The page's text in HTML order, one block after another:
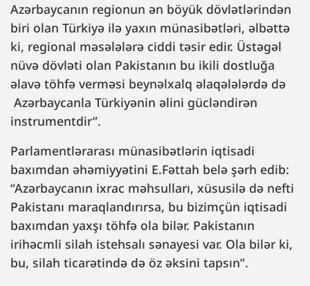
Azərbaycanın regionun ən böyük dövlətlərindən
biri olan Türkiyə ilə yaxın münasibətləri, əlbəttə
ki, regional məsələlərə ciddi təsir edir. Üstəgəl
nüvə dövləti olan Pakistanın bu ikili dostluğa
əlavə töhfə verməsi beynəlxalq əlaqələlərdə də
Azərbaycanla Türkiyənin əlini gücləndirən
instrumentdir”.
Parlamentlərarası münasibətlərin iqtisadi
baxımdan əhəmiyyətini E.Fəttah belə şərh edib:
“Azərbaycanın ixrac məhsulları, xüsusilə də nefti
Pakistanı maraqlandırırsa, bu bizimçün iqtisadi
baxımdan yaxşı töhfə ola bilər. Pakistanın
irihəcmli silah istehsalı sənayesi var. Ola bilər ki,
bu, silah ticarətində də öz əksini tapsın”.